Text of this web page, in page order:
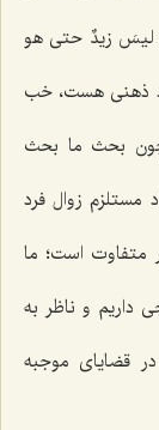
لیسَ زیدٌ حتی هو
ذهنی هست، خب
چون بحث ما بحث
زوال فرد
متفاوت است؛ ما
داریم و ناظر به
قضایای موجبه